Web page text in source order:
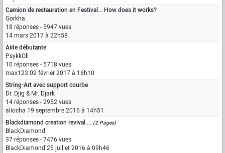
Camion de restauration en Festival... How does it works?
Gorkha
18 réponses - 5947 vues
14 mars 2017 à 22h58
Aide débutante
PsykkOli
10 réponses - 5718 vues
max123 02 février 2017 à 16h10
String-Art avec support courbe
Dr. Djig & Mr. Djark
14 réponses - 2952 vues
aliocha 19 septembre 2016 à 14h51
Blackdiamond creation revival ... (2 Pages)
BlackDiamond
37 réponses - 7476 vues
BlackDiamond 25 juillet 2016 à 09h46